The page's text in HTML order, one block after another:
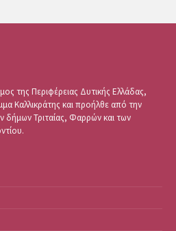
της Περιφέρειας Δυτικής Ελλάδας,
Καλλικράτης και προήλθε από την
Τριταίας, Φαρρών και των